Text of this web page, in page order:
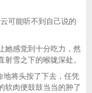
可能听不到自己说的
感觉到十分吃力，然
雪之下的喉咙深处。
将头按了下去，任凭
软肉便鼓鼓当当的肿了